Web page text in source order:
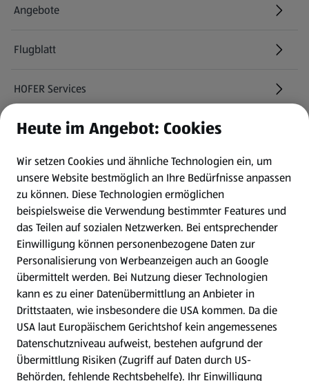
Angebote
Flugblatt
HOFER Services
Newsletter
WhatsApp
Gewinnspiele
Mein HOFER. Meine Einkäufe.
Meine Meinung. Mein HOFER.
Gutscheingroßbestellung
(öffnet in einem neuen Tab)
Folge uns hier:
Heute im Angebot: Cookies
Wir setzen Cookies und ähnliche Technologien ein, um
unsere Website bestmöglich an Ihre Bedürfnisse anpassen
zu können. Diese Technologien ermöglichen
beispielsweise die Verwendung bestimmter Features und
das Teilen auf sozialen Netzwerken. Bei entsprechender
Einwilligung können personenbezogene Daten zur
Personalisierung von Werbeanzeigen auch an Google
übermittelt werden. Bei Nutzung dieser Technologien
kann es zu einer Datenübermittlung an Anbieter in
Drittstaaten, wie insbesondere die USA kommen. Da die
USA laut Europäischem Gerichtshof kein angemessenes
Datenschutzniveau aufweist, bestehen aufgrund der
Übermittlung Risiken (Zugriff auf Daten durch US-
Behörden, fehlende Rechtsbehelfe). Ihr Einwilligung